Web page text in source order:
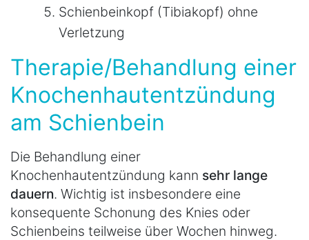
Schienbeinkopf (Tibiakopf) ohne
Verletzung
Therapie/Behandlung einer
Knochenhautentzündung
am Schienbein
Die Behandlung einer
Knochenhautentzündung kann sehr lange
dauern. Wichtig ist insbesondere eine
konsequente Schonung des Knies oder
Schienbeins teilweise über Wochen hinweg.